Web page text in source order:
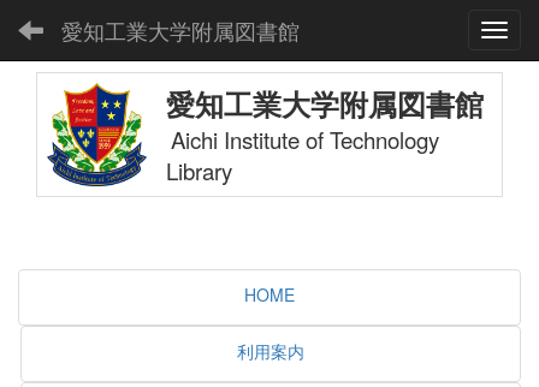
愛知工業大学附属図書館
愛知工業大学附属図書館
Aichi Institute of Technology
Library
HOME
利用案内